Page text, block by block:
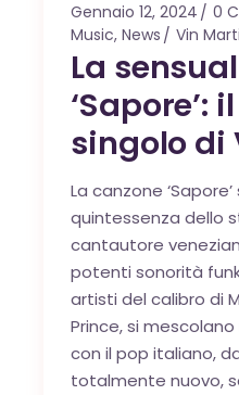
Gennaio 12, 2024
0
Music,News Vin
La
‘Sapore’:
singolo di
La canzone
quintessenza dello
cantautore
potenti sonorità
artisti del calibro di
Prince, si
con il pop italiano,
totalmente nuovo,